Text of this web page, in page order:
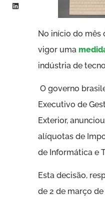
No início do mês
vigor uma
indústria de
O governo
Executivo de
Exterior,
alíquotas de
de Informática e
Esta decisão,
de 2 de março